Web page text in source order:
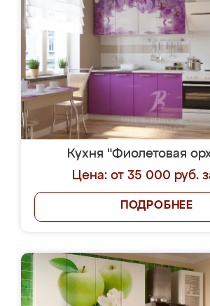
Кухня "Фиолетовая
Цена: от 35 000 руб.
ПОДРОБНЕЕ